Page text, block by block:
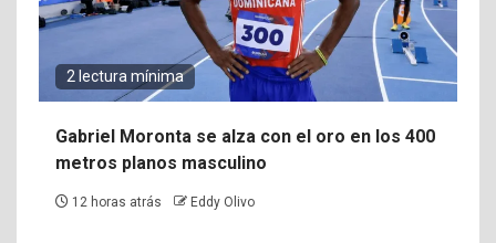
2 lectura mínima
Gabriel Moronta se alza con el oro en los 400
metros planos masculino
12 horas atrás Eddy Olivo